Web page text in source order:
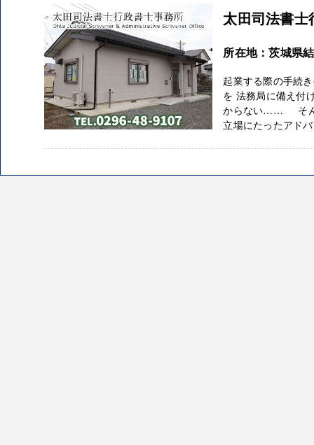
太田司法書
所在地：茨城県
起業する際の手続
を 法務局に備え付
からない…… そん
立場にたったアド